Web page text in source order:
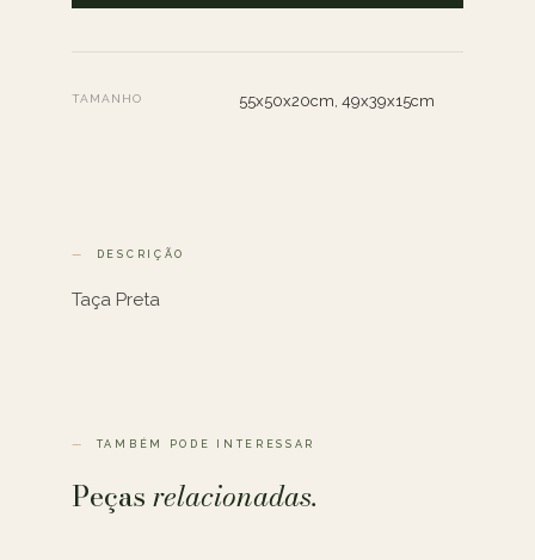
TAMANHO 55x50x20cm, 49x39x15cm
DESCRIÇÃO
Taça Preta
TAMBÉM PODE INTERESSAR
Peçasrelacionadas.